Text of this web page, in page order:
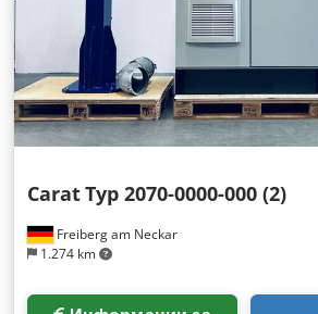
Freiberg am Neckar
1.274 km
CaratTyp 2070-0000-000 (2)